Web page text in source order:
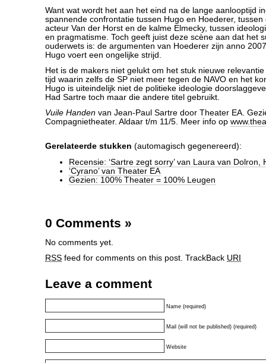
Want wat wordt het aan het eind na de lange aanlooptijd
spannende confrontatie tussen Hugo en Hoederer, tussen
acteur Van der Horst en de kalme Elmecky, tussen
en pragmatisme. Toch geeft juist deze scène aan dat het
ouderwets is: de argumenten van Hoederer zijn anno
Hugo voert een ongelijke strijd.
Het is de makers niet gelukt om het stuk nieuwe
tijd waarin zelfs de SP niet meer tegen de NAVO en het
Hugo is uiteindelijk niet de politieke ideologie
Had Sartre toch maar die andere titel gebruikt.
Vuile Handen van Jean-Paul Sartre door Theater EA.
Compagnietheater. Aldaar t/m 11/5. Meer info op
Gerelateerde stukken (automagisch gegenereerd):
Recensie: ‘Sartre zegt sorry’ van Laura van Dolron,
‘Cyrano’ van Theater EA
Gezien: 100% Theater = 100% Leugen
0 Comments »
No comments yet.
RSS feed for comments on this post. TrackBack URI
Leave a comment
Name (required)
Mail (will not be published) (required)
Website